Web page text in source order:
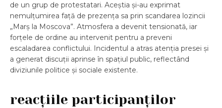
de un grup de protestatari. Aceștia și-au exprimat
nemulțumirea față de prezența sa prin scandarea lozincii
„Marș la Moscova”. Atmosfera a devenit tensionată, iar
forțele de ordine au intervenit pentru a preveni
escaladarea conflictului. Incidentul a atras atenția presei și
a generat discuții aprinse în spațiul public, reflectând
diviziunile politice și sociale existente.
reacțiile participanților